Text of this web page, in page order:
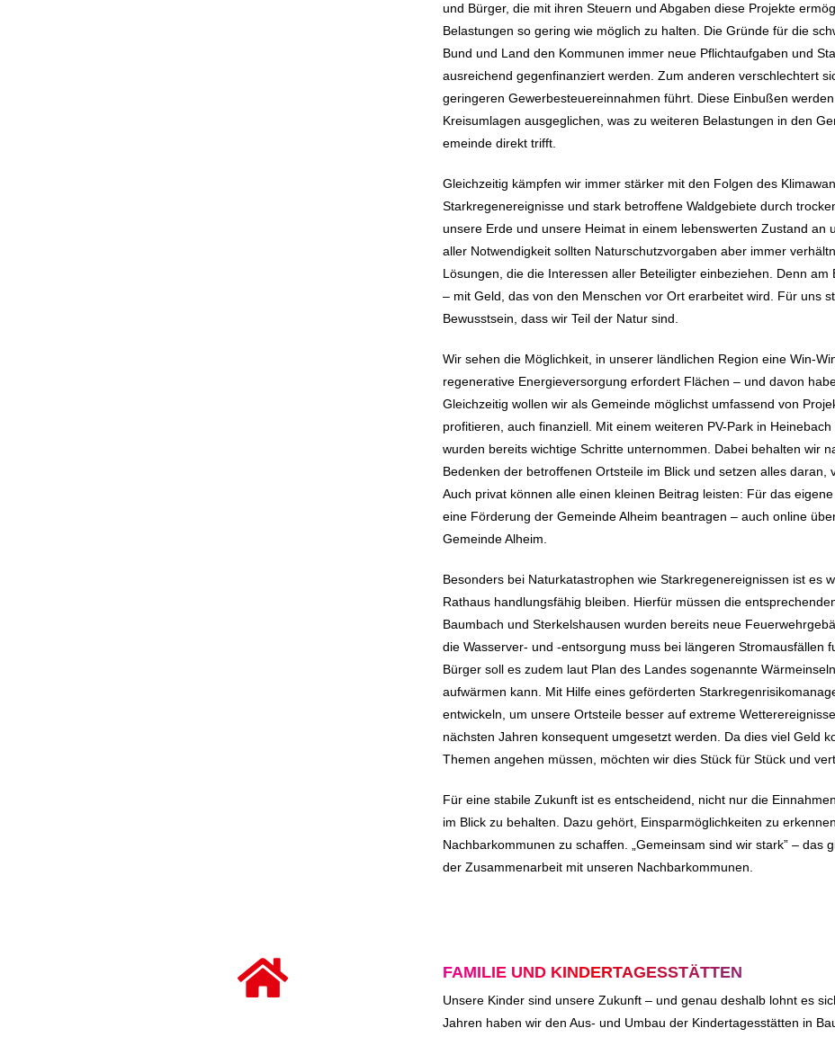
und Bürger, die mit ihren Steuern und Abgaben diese Projekte
Belastungen so gering wie möglich zu halten. Die Gründe für die
Bund und Land den Kommunen immer neue Pflichtaufgaben und
ausreichend gegenfinanziert werden. Zum anderen verschlechtert
geringeren Gewerbesteuereinnahmen führt. Diese Einbußen
Kreisumlagen ausgeglichen, was zu weiteren Belastungen in den
emeinde direkt trifft.
Gleichzeitig kämpfen wir immer stärker mit den Folgen des
Starkregenereignisse und stark betroffene Waldgebiete durch
unsere Erde und unsere Heimat in einem lebenswerten Zustand an
aller Notwendigkeit sollten Naturschutzvorgaben aber immer
Lösungen, die die Interessen aller Beteiligter einbeziehen. Denn
– mit Geld, das von den Menschen vor Ort erarbeitet wird. Für uns
Bewusstsein, dass wir Teil der Natur sind.
Wir sehen die Möglichkeit, in unserer ländlichen Region eine Win-
regenerative Energieversorgung erfordert Flächen – und davon
Gleichzeitig wollen wir als Gemeinde möglichst umfassend von
profitieren, auch finanziell. Mit einem weiteren PV-Park in
wurden bereits wichtige Schritte unternommen. Dabei behalten wir
Bedenken der betroffenen Ortsteile im Blick und setzen alles daran,
Auch privat können alle einen kleinen Beitrag leisten: Für das
eine Förderung der Gemeinde Alheim beantragen – auch online
Gemeinde Alheim.
Besonders bei Naturkatastrophen wie Starkregenereignissen ist es
Rathaus handlungsfähig bleiben. Hierfür müssen die
Baumbach und Sterkelshausen wurden bereits neue
die Wasserver- und -entsorgung muss bei längeren Stromausfällen
Bürger soll es zudem laut Plan des Landes sogenannte
aufwärmen kann. Mit Hilfe eines geförderten
entwickeln, um unsere Ortsteile besser auf extreme
nächsten Jahren konsequent umgesetzt werden. Da dies viel Geld
Themen angehen müssen, möchten wir dies Stück für Stück und
Für eine stabile Zukunft ist es entscheidend, nicht nur die
im Blick zu behalten. Dazu gehört, Einsparmöglichkeiten zu
Nachbarkommunen zu schaffen. „Gemeinsam sind wir stark” – das
der Zusammenarbeit mit unseren Nachbarkommunen.
FAMILIE UND KINDERTAGESSTÄTTEN
Unsere Kinder sind unsere Zukunft – und genau deshalb lohnt es
Jahren haben wir den Aus- und Umbau der Kindertagesstätten in